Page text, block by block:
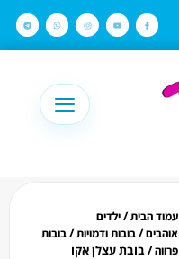
עמוד הבית/ילדים
אוהבים/בובות ודמויות/בובות
פרווה/ בובת עצלן אקו